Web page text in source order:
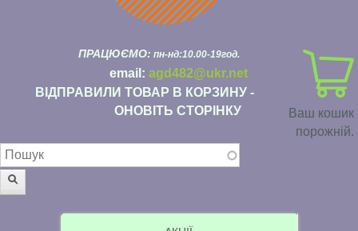
Ваш кошик
порожній.
ПРАЦЮЄМО: пн-нд:10.00-19год.
email: agd482@ukr.net
ВІДПРАВИЛИ ТОВАР В КОРЗИНУ -
ОНОВІТЬ СТОРІНКУ
Пошукова форма